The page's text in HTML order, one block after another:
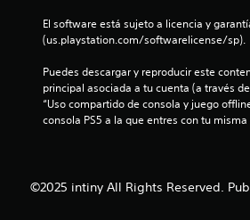
El software está sujeto a licencia y
(us.playstation.com/softwarelicense/sp).
Puedes descargar y reproducir este
principal asociada a tu cuenta (a través
“Uso compartido de consola y juego
consola PS5 a la que entres con tu
©2025 intiny All Rights Reserved.